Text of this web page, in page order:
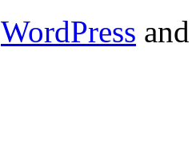
WordPress